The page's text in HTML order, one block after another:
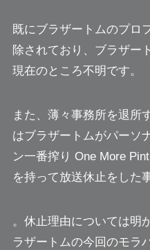
既にブラザートムのプロ
除されており、ブラザー
現在のところ不明です。
また、薄々事務所を退所
はブラザートムがパーソ
ン一番搾り One More
を持って放送休止をした
。休止理由については明
ラザートムの今回のモラ